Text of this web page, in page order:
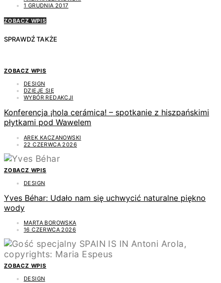
1 GRUDNIA 2017
ZOBACZ WPIS
SPRAWDŹ TAKŻE
ZOBACZ WPIS
DESIGN
DZIEJE SIĘ
WYBÓR REDAKCJI
Konferencja ¡hola cerámica! – spotkanie z hiszpańskimi
płytkami pod Wawelem
AREK KACZANOWSKI
22 CZERWCA 2026
ZOBACZ WPIS
DESIGN
Yves Béhar: Udało nam się uchwycić naturalne piękno
wody
MARTA BOROWSKA
16 CZERWCA 2026
ZOBACZ WPIS
DESIGN